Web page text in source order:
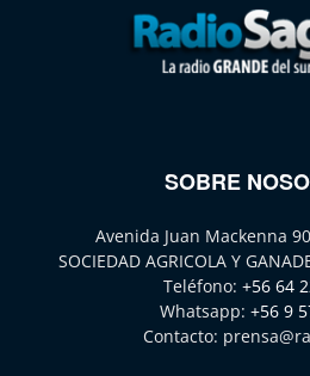
SOBRE
Avenida Juan Mackenna
SOCIEDAD AGRICOLA Y
Teléfono: +56 64
Whatsapp: +56 9
Contacto: